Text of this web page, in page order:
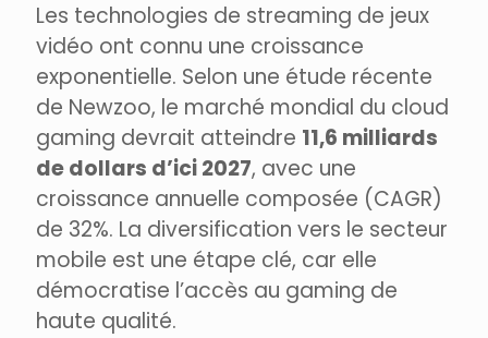
Les technologies de streaming de jeux
vidéo ont connu une croissance
exponentielle. Selon une étude récente
de Newzoo, le marché mondial du cloud
gaming devrait atteindre 11,6 milliards
de dollars d’ici 2027, avec une
croissance annuelle composée (CAGR)
de 32%. La diversification vers le secteur
mobile est une étape clé, car elle
démocratise l’accès au gaming de
haute qualité.